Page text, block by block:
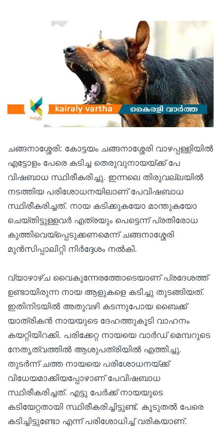
ചങ്ങനാശ്ശേരി: കോട്ടയം ചങ്ങനാശ്ശേരി വാഴപ്പള്ളിയില്‍
എട്ടോളം പേരെ കടിച്ച തെരുവുനായയ്ക്ക് പേ
വിഷബാധ സ്ഥിരീകരിച്ചു. ഇന്നലെ തിരുവല്ലയില്‍
നടത്തിയ പരിശോധനയിലാണ് പേവിഷബാധ
സ്ഥിരീകരിച്ചത്. നായ കടിക്കുകയോ മാന്തുകയോ
ചെയ്തിട്ടുള്ളവര്‍ എത്രയും പെട്ടെന്ന് പ്രതിരോധ
കുത്തിവെയ്‌പ്പെടുക്കണമെന്ന് ചങ്ങനാശ്ശേരി
മുന്‍സിപ്പാലിറ്റി നിര്‍ദ്ദേശം നല്‍കി.
വ്യാഴാഴ്ച വൈകുന്നേരത്തോടെയാണ് പ്രദേശത്ത്
ഉണ്ടായിരുന്ന നായ ആളുകളെ കടിച്ചു തുടങ്ങിയത്.
ഇതിനിടയില്‍ അതുവഴി കടന്നുപോയ ബൈക്ക്
യാത്രികന്‍ നായയുടെ ദേഹത്തുകൂടി വാഹനം
കയറ്റിയിറക്കി. പരിക്കേറ്റ നായയെ വാര്‍ഡ് മെമ്പറുടെ
നേതൃത്വത്തില്‍ ആശുപത്രിയില്‍ എത്തിച്ചു.
തുടര്‍ന്ന് ചത്ത നായയെ പരിശോധനയ്ക്ക്
വിധേയമാക്കിയപ്പോഴാണ് പേവിഷബാധ
സ്ഥിരീകരിച്ചത്. എട്ടു പേര്‍ക്ക് നായയുടെ
കടിയേറ്റതായി സ്ഥിരീകരിച്ചിട്ടുണ്ട്. കൂടുതല്‍ പേരെ
കടിച്ചിട്ടുണ്ടോ എന്ന് പരിശോധിച്ച് വരികയാണ്.